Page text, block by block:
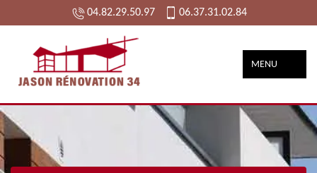
04.82.29.50.97 06.37.31.02.84
MENU